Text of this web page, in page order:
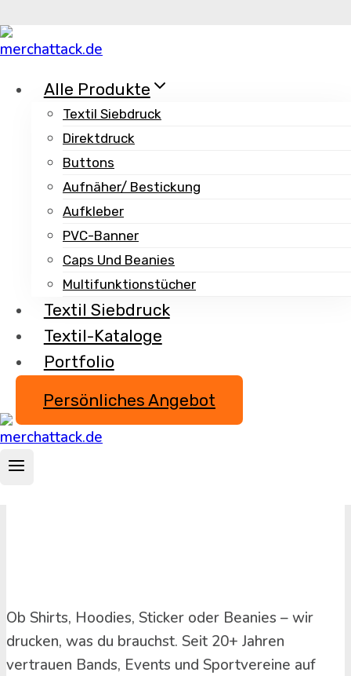
Zum
Inhalt
springenAlle Produkte
Textil Siebdruck
Direktdruck
Buttons
Aufnäher/ Bestickung
Aufkleber
PVC-Banner
Caps Und Beanies
Multifunktionstücher
Textil Siebdruck
Textil-Kataloge
Portfolio
Persönliches Angebot
Impressum
MerchAttack Merchandise-
Dienstleistungen
Michael Siewert
Höhenstr. 46
40227 Düsseldorf
Tel. +49(0)211/59801917
www.merchattack.de
info@merchattack.de
Steuernr.: 133/5306/1900
USt-IdNr.: DE-813790899
Ob Shirts, Hoodies, Sticker oder Beanies – wir
drucken, was du brauchst. Seit 20+ Jahren
vertrauen Bands, Events und Sportvereine auf